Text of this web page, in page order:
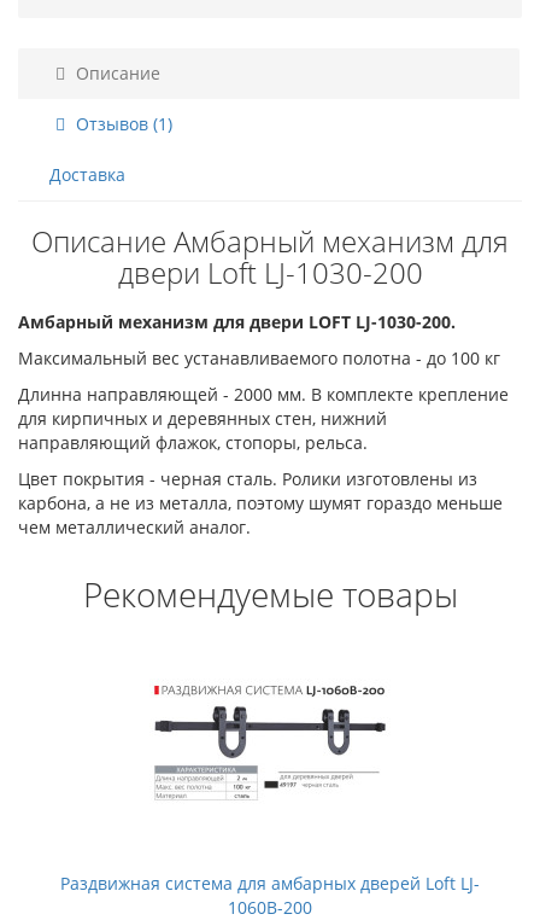
Описание
Отзывов (1)
Доставка
Описание Амбарный механизм для
двери Loft LJ-1030-200
Амбарный механизм для двери LOFT LJ-1030-200.
Максимальный вес устанавливаемого полотна - до 100 кг
Длинна направляющей - 2000 мм. В комплекте крепление
для кирпичных и деревянных стен, нижний
направляющий флажок, стопоры, рельса.
Цвет покрытия - черная сталь. Ролики изготовлены из
карбона, а не из металла, поэтому шумят гораздо меньше
чем металлический аналог.
Рекомендуемые товары
Раздвижная система для амбарных дверей Loft LJ-
1060B-200